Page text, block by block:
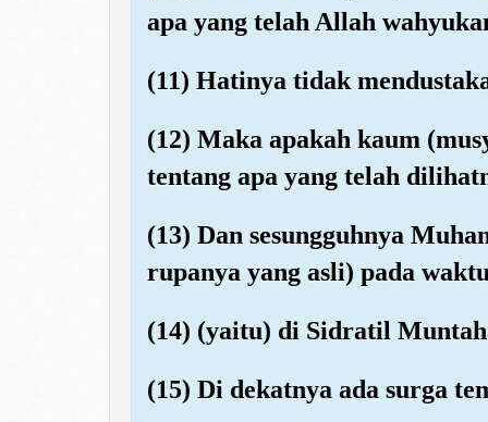
apa yang telah Allah
(11) Hatinya tidak
(12) Maka apakah kaum
tentang apa yang telah
(13) Dan sesungguhnya
rupanya yang asli) pada
(14) (yaitu) di Sidratil
(15) Di dekatnya ada surga